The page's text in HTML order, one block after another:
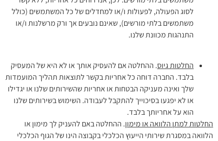
לסוג הפעולה, לפעולות ו/או למחדלים של כל המשתמשים (כולל
משתמשים בלתי מורשים), שאינם נובעים אך ורק מרשלנות ו/או
התנהגות מכוונת שלנו.
החלטות גיוס. ההחלטה אם להעסיק אותך או לא היא של המעסיק
בלבד. החברה דוחה כל אחריות בקשר לתוצאות תהליך המועמדות
שלך ואינה מעניקה הבטחות או אחריות שהשירותים שלנו או יגדילו
או לא יפגעו בסיכוייך להתקבל לעבודה. השימוש בשירותים שלנו
הוא על אחריותך בלבד.
החלטות למתן הלוואה או מימון. ההחלטה באם להעניק לך מימון או
הלוואה במסגרת שירותי הייעוץ הכלכלי בקבוצה הינו של הגוף הכלכלי